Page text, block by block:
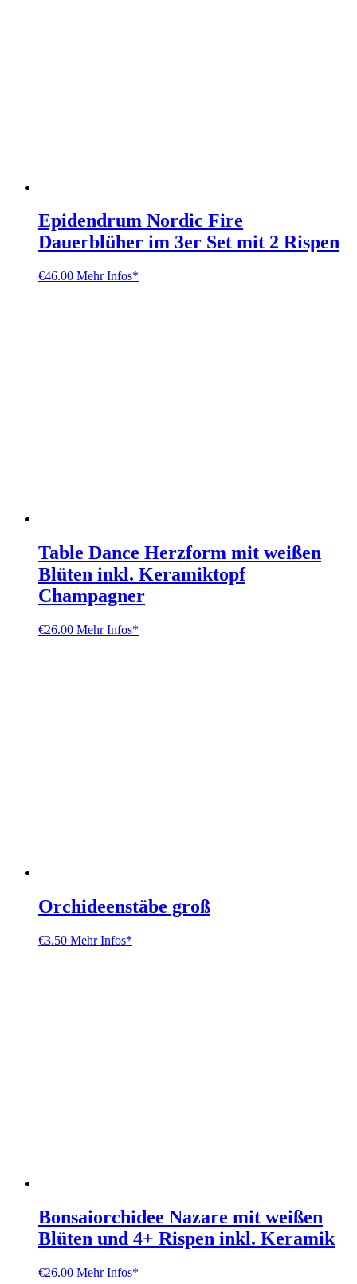
Epidendrum Nordic Fire
Dauerblüher im 3er Set mit 2 Rispen
€46.00 Mehr Infos*
Table Dance Herzform mit weißen
Blüten inkl. Keramiktopf
Champagner
€26.00 Mehr Infos*
Orchideenstäbe groß
€3.50 Mehr Infos*
Bonsaiorchidee Nazare mit weißen
Blüten und 4+ Rispen inkl. Keramik
€26.00 Mehr Infos*